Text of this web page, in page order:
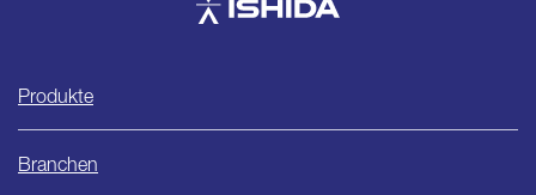
Ishida
Produkte
Branchen